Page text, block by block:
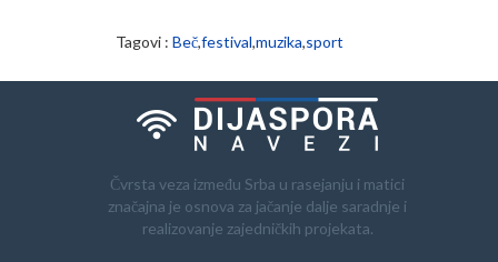
Tagovi : Beč,festival,muzika,sport
Čvrsta veza između Srba u rasejanju i matici
značajna je osnova za jačanje dalje saradnje i
realizovanje zajedničkih projekata.